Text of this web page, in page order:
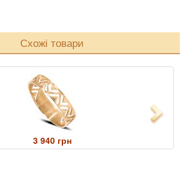
Схожі товари
3 940 грн
Next